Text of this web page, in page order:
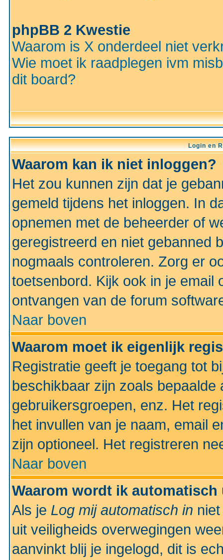
phpBB 2 Kwestie
Waarom is X onderdeel niet
Wie moet ik raadplegen ivm
dit board?
Login en
Waarom kan ik niet inloggen?
Het zou kunnen zijn dat je
gemeld tijdens het inloggen. In
opnemen met de beheerder of
geregistreerd en niet gebanned
nogmaals controleren. Zorg er
toetsenbord. Kijk ook in je email
ontvangen van de forum
Naar boven
Waarom moet ik eigenlijk
Registratie geeft je toegang tot
beschikbaar zijn zoals
gebruikersgroepen, enz. Het
het invullen van je naam, email
zijn optioneel. Het registreren
Naar boven
Waarom wordt ik
Als je Log mij automatisch in
uit veiligheids overwegingen
aanvinkt blij je ingelogd, dit is